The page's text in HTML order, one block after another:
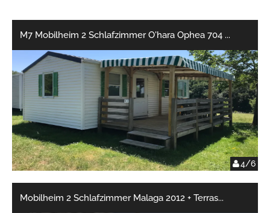
4/6
M7 Mobilheim 2 Schlafzimmer O'hara Ophea 704 ...
Mobilheim 2 Schlafzimmer Malaga 2012 + Terras...